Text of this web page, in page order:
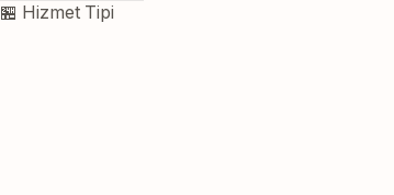
🏪 Hizmet Tipi